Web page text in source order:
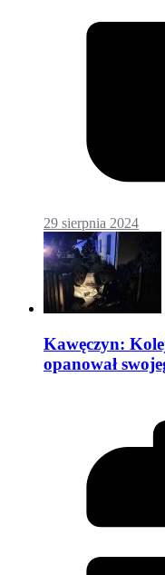
29 sierpnia 2024
Kawęczyn:
opanował